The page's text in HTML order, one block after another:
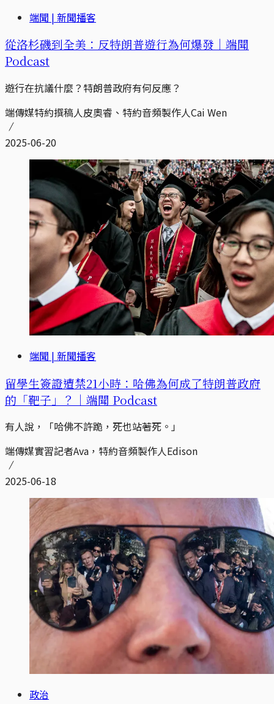
端聞 | 新聞播客
從洛杉磯到全美：反特朗普遊行為何爆發｜端聞
Podcast
遊行在抗議什麼？特朗普政府有何反應？
端傳媒特約撰稿人皮奧睿、特約音頻製作人Cai Wen
2025-06-20
端聞 | 新聞播客
留學生簽證遭禁21小時：哈佛為何成了特朗普政府
的「靶子」？｜端聞 Podcast
有人說，「哈佛不許跪，死也站著死。」
端傳媒實習記者Ava，特約音頻製作人Edison
2025-06-18
政治